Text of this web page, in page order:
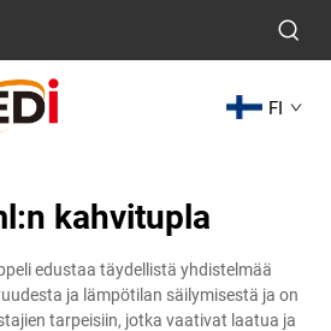
FI
kahvitupla
edustaa täydellistä yhdistelmää
ja lämpötilan säilymisestä ja on
tarpeisiin, jotka vaativat laatua ja